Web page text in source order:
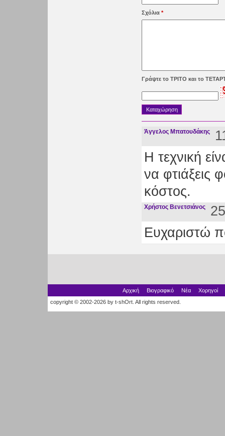
Σχόλια *
Γράψτε το ΤΡΙΤΟ και το
Άγγελος Μπατουδάκης
Η τεχνική
να φτιάξεις
κόστος.
Χρήστος Βενετσιάνος
Ευχαριστώ
Αρχική Βιογραφικό Νέα
Χορηγοί
copyright © 2002-2026 by t-shOrt. All rights reserved.